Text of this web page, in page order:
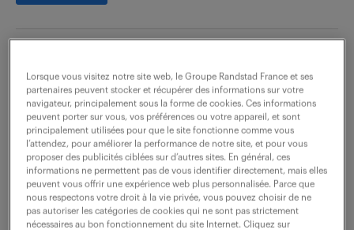
(f/h)
26 juin 2026
La Roche Sur Foron (74)
CDI
31 000 - 36 000 € / an
Vos missions principales : Qualité Fournisseurs &
Lorsque vous visitez notre site web, le Groupe Randstad France et ses
partenaires peuvent stocker et récupérer des informations sur votre
navigateur, principalement sous la forme de cookies. Ces informations
peuvent porter sur vous, vos préférences ou votre appareil, et sont
principalement utilisées pour que le site fonctionne comme vous
l’attendez, pour améliorer la performance de notre site, et pour vous
proposer des publicités ciblées sur d’autres sites. En général, ces
informations ne permettent pas de vous identifier directement, mais elles
peuvent vous offrir une expérience web plus personnalisée. Parce que
nous respectons votre droit à la vie privée, vous pouvez choisir de ne
pas autoriser les catégories de cookies qui ne sont pas strictement
nécessaires au bon fonctionnement du site Internet. Cliquez sur